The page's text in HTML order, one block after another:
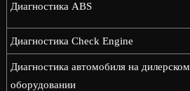
Диагностика ABS
Диагностика Check Engine
Диагностика автомобиля на дилерском
оборудовании